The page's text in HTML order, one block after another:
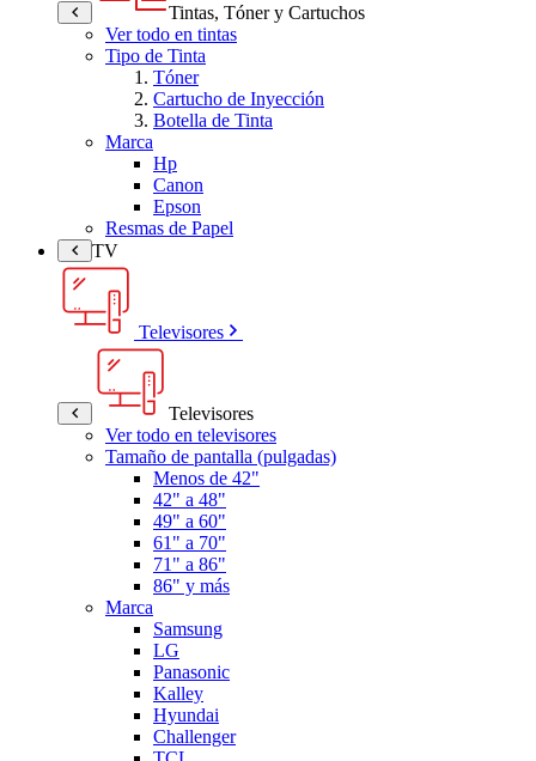
Tintas, Tóner y Cartuchos
Ver todo en tintas
Tipo de Tinta
Tóner
Cartucho de Inyección
Botella de Tinta
Marca
Hp
Canon
Epson
Resmas de Papel
TV
Televisores
Televisores
Ver todo en televisores
Tamaño de pantalla (pulgadas)
Menos de 42"
42" a 48"
49" a 60"
61" a 70"
71" a 86"
86" y más
Marca
Samsung
LG
Panasonic
Kalley
Hyundai
Challenger